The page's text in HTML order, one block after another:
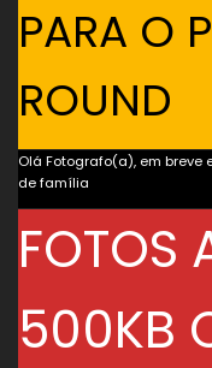
PARA O
ROUND
Olá Fotografo(a), em
de família
FOTOS
500KB